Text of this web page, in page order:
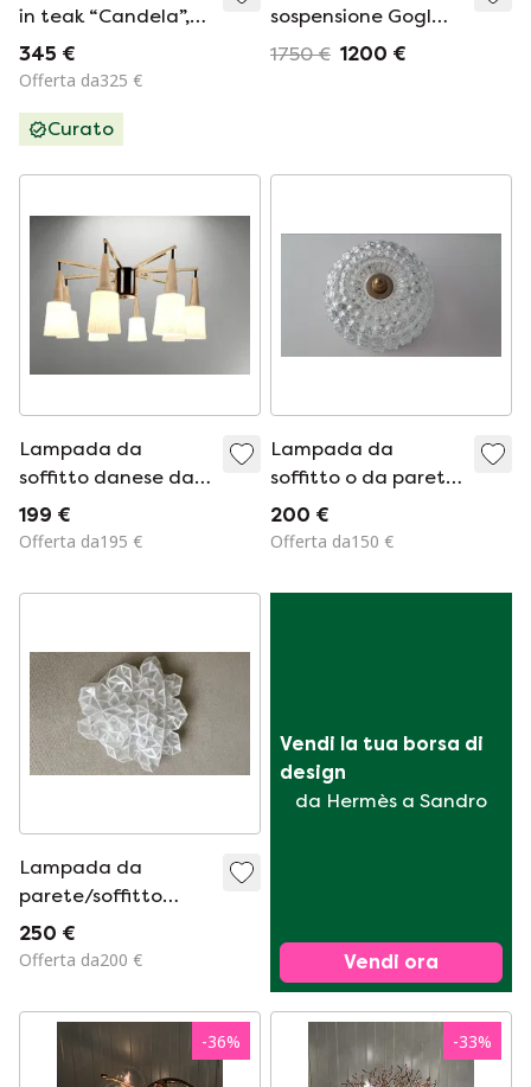
in teak “Candela”,
Domus anni '80
345 €
Offerta da325 €
Curato
sospensione Gogl
Architects
1750 € 1200 €
Lampada da
soffitto danese dal
design scandinavo
199 €
Offerta da195 €
Lampada da
soffitto o da parete
del prestigioso
marchio tedesco
200 €
Offerta da150 €
Lampada da
parete/soffitto
Slamp Drusa
250 €
Offerta da200 €
Vendi la tua borsa di
design
da Hermès a Sandro
Vendi ora
-36% -33%